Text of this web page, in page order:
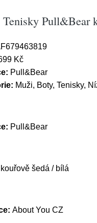
Pull&Bear
Kč
Pull&Bear
Muži, Boty, Tenisky,
Pull&Bear
kouřově šedá / bílá
About You CZ